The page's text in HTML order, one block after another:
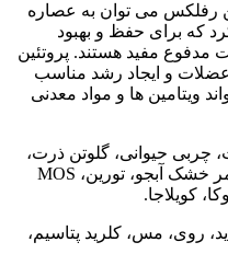
رفلکس می توان به عصاره
که برای حفظ و بهبود
مدفوع مفید هستند. پروتئین
و ایجاد رشد مناسب
ویتامین ها و مواد معدنی
چربی حیوانی، گلوتن ذرت،
برنج، طعم جگر، نمک، بذر کتان، مخمر خشک آبجو، تورین، MOS
کویلاجا.
روی، مس، کلرید پتاسیم،